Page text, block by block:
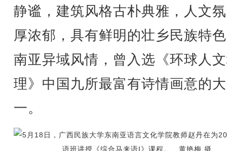
静谧，建筑风格古朴典雅，人文
厚浓郁，具有鲜明的壮乡民族特
南亚异域风情，曾入选《环球人
理》中国九所最富有诗情画意的
一。